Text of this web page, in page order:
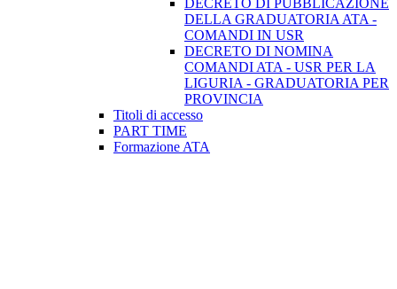
DECRETO DI PUBBLICAZIONE
DELLA GRADUATORIA ATA -
COMANDI IN USR
DECRETO DI NOMINA
COMANDI ATA - USR PER LA
LIGURIA - GRADUATORIA PER
PROVINCIA
Titoli di accesso
PART TIME
Formazione ATA